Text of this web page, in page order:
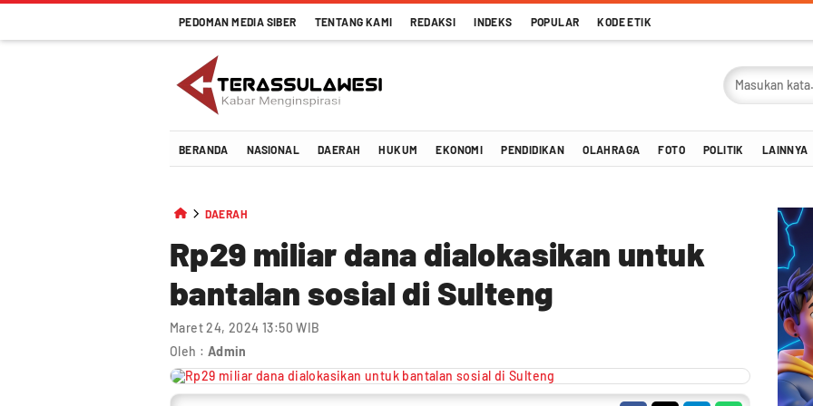
PEDOMAN MEDIA SIBER TENTANG KAMI REDAKSI INDEKS POPULAR KODE ETIK
Terassulawesi
Kabar Menginspirasi
BERANDA NASIONAL DAERAH HUKUM EKONOMI PENDIDIKAN OLAHRAGA FOTO POLITIK LAINNYA
DAERAH
Rp29 miliar dana dialokasikan untuk
bantalan sosial di Sulteng
Maret 24, 2024 13:50 WIB
Oleh : Admin